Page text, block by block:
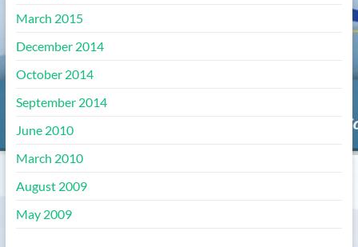
March 2015
December 2014
October 2014
September 2014
June 2010
March 2010
August 2009
May 2009